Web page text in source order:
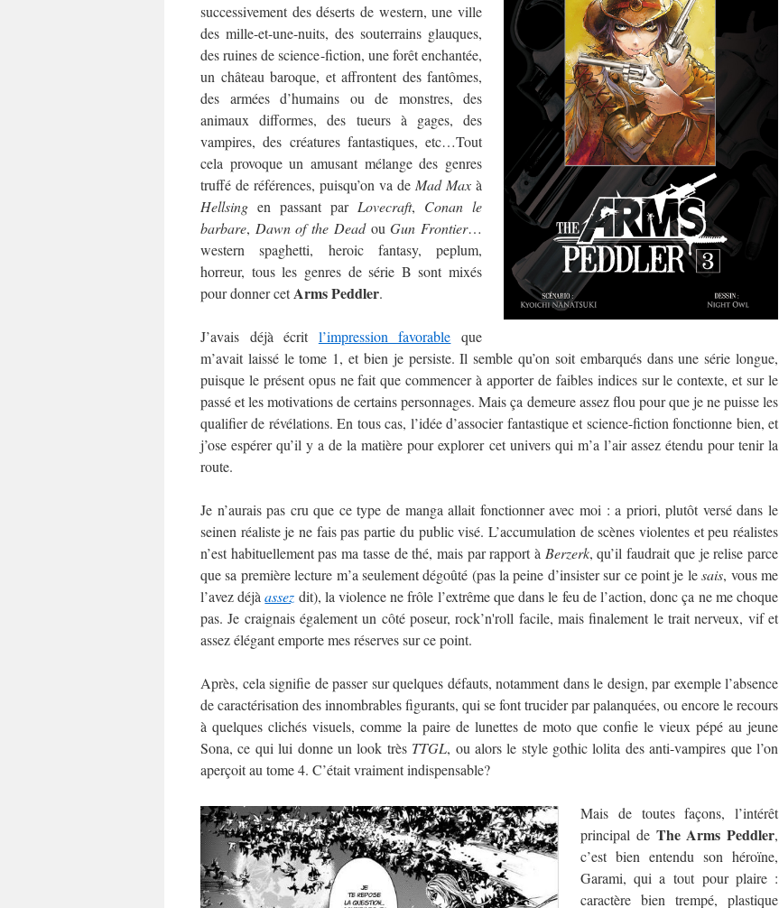
successivement des déserts de western, une ville
des mille-et-une-nuits, des souterrains glauques,
des ruines de science-fiction, une forêt enchantée,
un château baroque, et affrontent des fantômes,
des armées d’humains ou de monstres, des
animaux difformes, des tueurs à gages, des
vampires, des créatures fantastiques, etc…Tout
cela provoque un amusant mélange des genres
truffé de références, puisqu’on va de Mad Max à
Hellsing en passant par Lovecraft, Conan le
barbare, Dawn of the DeadouGun Frontier…
western spaghetti, heroic fantasy, peplum,
horreur, tous les genres de série B sont mixés
pour donner cetArms Peddler.
J’avais déjà écrit l’impression favorable que
m’avait laissé le tome 1, et bien je persiste. Il semble qu’on soit embarqués dans une série longue,
puisque le présent opus ne fait que commencer à apporter de faibles indices sur le contexte, et sur le
passé et les motivations de certains personnages. Mais ça demeure assez flou pour que je ne puisse les
qualifier de révélations. En tous cas, l’idée d’associer fantastique et science-fiction fonctionne bien, et
j’ose espérer qu’il y a de la matière pour explorer cet univers qui m’a l’air assez étendu pour tenir la
route.
Je n’aurais pas cru que ce type de manga allait fonctionner avec moi : a priori, plutôt versé dans le
seinen réaliste je ne fais pas partie du public visé. L’accumulation de scènes violentes et peu réalistes
n’est habituellement pas ma tasse de thé, mais par rapport à Berzerk, qu’il faudrait que je relise parce
que sa première lecture m’a seulement dégoûté (pas la peine d’insister sur ce point je lesais, vous me
l’avez déjàassez dit), la violence ne frôle l’extrême que dans le feu de l’action, donc ça ne me choque
pas. Je craignais également un côté poseur, rock’n'roll facile, mais finalement le trait nerveux, vif et
assez élégant emporte mes réserves sur ce point.
Après, cela signifie de passer sur quelques défauts, notamment dans le design, par exemple l’absence
de caractérisation des innombrables figurants, qui se font trucider par palanquées, ou encore le recours
à quelques clichés visuels, comme la paire de lunettes de moto que confie le vieux pépé au jeune
Sona, ce qui lui donne un look très TTGL, ou alors le style gothic lolita des anti-vampires que l’on
aperçoit au tome 4. C’était vraiment indispensable?
Mais de toutes façons, l’intérêt
principal de The Arms Peddler,
c’est bien entendu son héroïne,
Garami, qui a tout pour plaire :
caractère bien trempé, plastique